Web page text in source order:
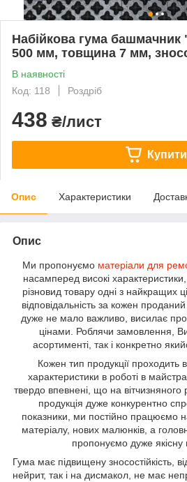
Набійкова гума
500 мм, товщина 7 мм,
В наявності
Код: 118
Роздріб
438 ₴/лист
Купити
Опис Характеристики
Опис
Ми пропонуємо матеріали для
насамперед високі
різновид товару одні з найкращих
відповідальність за кожен
дуже не мало важливо, висилає
цінами. Роблячи замовлення,
асортименті, так і конкретно
Кожен тип продукції проходить
характеристики в роботі в
твердо впевнені, що на
продукція дуже конкурентно
показники, ми постійно працюємо
матеріалу, нових малюнків, а
пропонуємо дуже якісну
Гума має підвищену зносостійкість,
нейрит, так і на дисмакол, не має